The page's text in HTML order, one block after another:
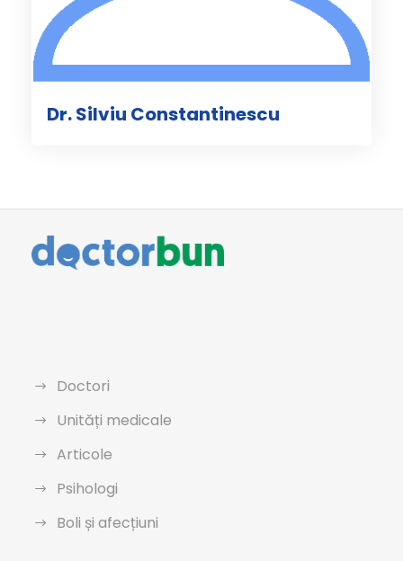
Dr. Silviu Constantinescu
Doctori
Unități medicale
Articole
Psihologi
Boli și afecțiuni